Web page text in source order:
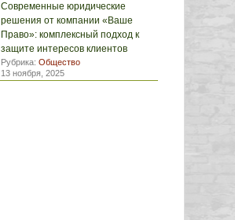
Современные юридические
решения от компании «Ваше
Право»: комплексный подход к
защите интересов клиентов
Рубрика: Общество
13 ноября, 2025